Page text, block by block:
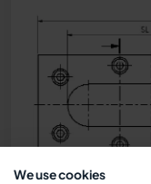
We use cookies